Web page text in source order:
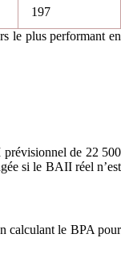
197
le plus performant en
de 22 500
si le BAII réel n’est
calculant le BPA pour